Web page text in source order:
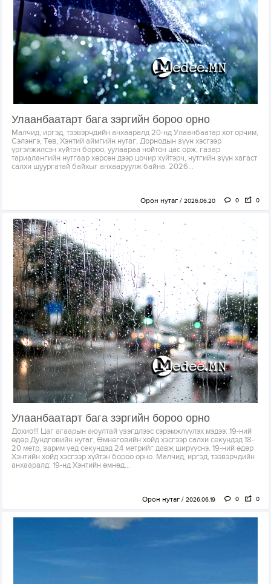
Улаанбаатарт бага зэргийн бороо орно
Малчид, иргэд, тээвэрчдийн анхааралд 20-нд Улаанбаатар хот орчим,
Сэлэнгэ, Төв, Хэнтий аймгийн нутаг, Дорнодын зүүн хэсгээр
үргэлжилсэн хүйтэн бороо, уулаараа нойтон цас орж, газар
тариалангийн нутгаар хөрсөн дээр цочир хүйтэрч, нутгийн зүүн хагаст
салхи шуургатай байхыг анхааруулж байна. 2026...
Орон нутаг 2026.06.20 0 0
Улаанбаатарт бага зэргийн бороо орно
Дохио!!! Цаг агаарын аюултай үзэгдлээс сэрэмжлүүлэх мэдээ: 19-ний
өдөр Дундговийн нутаг, Өмнөговийн хойд хэсгээр салхи секундэд 18-
20 метр, зарим үед секундэд 24 метрийг давж ширүүснэ. 19-ний өдөр
Хэнтийн хойд хэсгээр хүйтэн бороо орно. Малчид, иргэд, тээвэрчдийн
анхааралд: 19-нд Хэнтийн өмнөд...
Орон нутаг 2026.06.19 0 0